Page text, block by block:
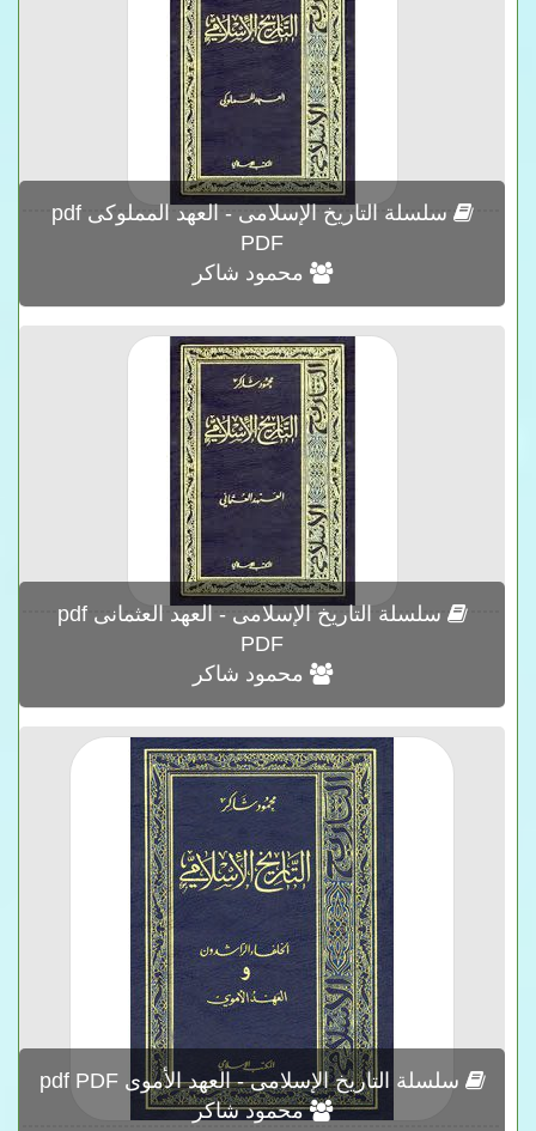
سلسلة التاريخ الإسلامى - العهد المملوكى pdf
PDF
محمود شاكر
سلسلة التاريخ الإسلامى - العهد العثمانى pdf
PDF
محمود شاكر
سلسلة التاريخ الإسلامى - العهد الأموى pdf PDF
محمود شاكر